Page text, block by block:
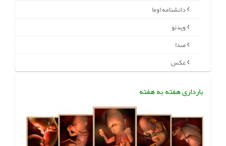
دانشنامه اوما
ویدئو
صدا
عکس
بارداری هفته به هفته